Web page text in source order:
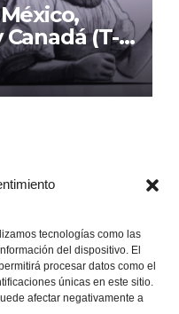
tecnologías como las
del dispositivo. El
procesar datos como el
únicas en este sitio.
afectar negativamente a
(T-
hasta el
Claudia